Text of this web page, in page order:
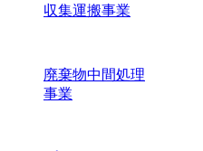
収集運搬事業
廃棄物中間処理
事業